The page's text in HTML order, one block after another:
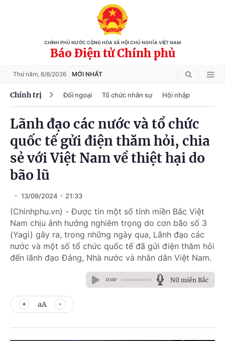
CHÍNH PHỦ NƯỚC CỘNG HÒA XÃ HỘI CHỦ NGHĨA VIỆT NAM
Báo Điện tử Chính phủ
Thứ năm, 6/8/2026 MỚI NHẤT
Chính trị Đối ngoại Tổ chức nhân sự Hội nhập
Lãnh đạo các nước và tổ chức
quốc tế gửi điện thăm hỏi, chia
sẻ với Việt Nam về thiệt hại do
bão lũ
13/09/2024 21:33
(Chinhphu.vn) - Được tin một số tỉnh miền Bắc Việt
Nam chịu ảnh hưởng nghiêm trọng do cơn bão số 3
(Yagi) gây ra, trong những ngày qua, Lãnh đạo các
nước và một số tổ chức quốc tế đã gửi điện thăm hỏi
đến lãnh đạo Đảng, Nhà nước và nhân dân Việt Nam.
0:00 Nữ miền Bắc
aA